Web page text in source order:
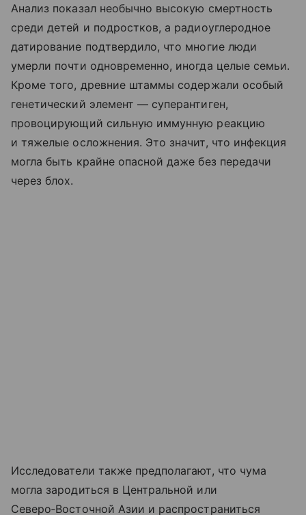
Анализ показал необычно высокую смертность
среди детей и подростков, а радиоуглеродное
датирование подтвердило, что многие люди
умерли почти одновременно, иногда целые семьи.
Кроме того, древние штаммы содержали особый
генетический элемент — суперантиген,
провоцирующий сильную иммунную реакцию
и тяжелые осложнения. Это значит, что инфекция
могла быть крайне опасной даже без передачи
через блох.
Исследователи также предполагают, что чума
могла зародиться в Центральной или
Северо‑Восточной Азии и распространиться